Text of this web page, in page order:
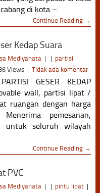
di kota –
Continue Reading →
Kedap Suara
Mediyanata | | partisi
Views | Tidak ada komentar
GESER KEDAP
wall, partisi lipat /
ruangan dengan harga
pemesanan,
untuk seluruh wilayah
Continue Reading →
PVC
Mediyanata | | pintu lipat |